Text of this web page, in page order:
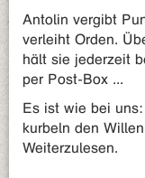
Antolin vergibt
verleiht Orden.
hält sie jederzeit
per Post-Box ...
Es ist wie bei
kurbeln den
Weiterzulesen.